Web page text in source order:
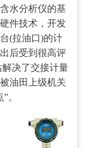
水分析仪的基
件技术，开发
(拉油口)的计
后受到很高评
决了交接计量
油田上级机关
。